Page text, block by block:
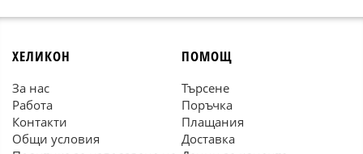
ХЕЛИКОН
За нас
Работа
Контакти
Общи условия
ПОМОЩ
Търсене
Поръчка
Плащания
Доставка